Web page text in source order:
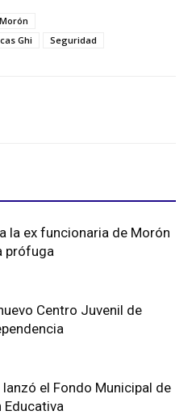
Ghi Seguridad
la ex funcionaria de Morón
prófuga
Centro Juvenil de
lanzó el Fondo Municipal de
Educativa